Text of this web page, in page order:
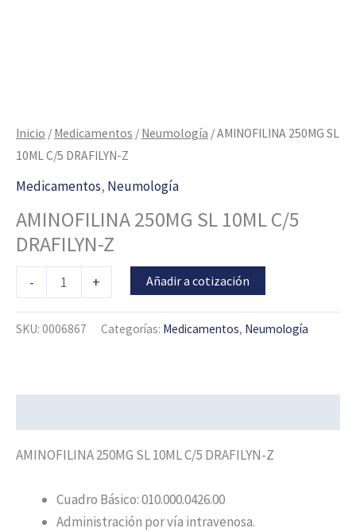
Inicio / Medicamentos / Neumología / AMINOFILINA 250MG SL
10ML C/5 DRAFILYN-Z
Medicamentos, Neumología
AMINOFILINA 250MG SL 10ML C/5
DRAFILYN-Z
- + Añadir a cotización
SKU: 0006867 Categorías: Medicamentos, Neumología
AMINOFILINA 250MG SL 10ML C/5 DRAFILYN-Z
Cuadro Básico: 010.000.0426.00
Administración por vía intravenosa.